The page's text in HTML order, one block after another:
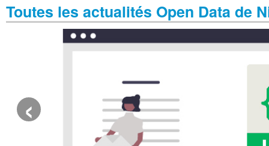
Toutes les actualités Open Data de
‹